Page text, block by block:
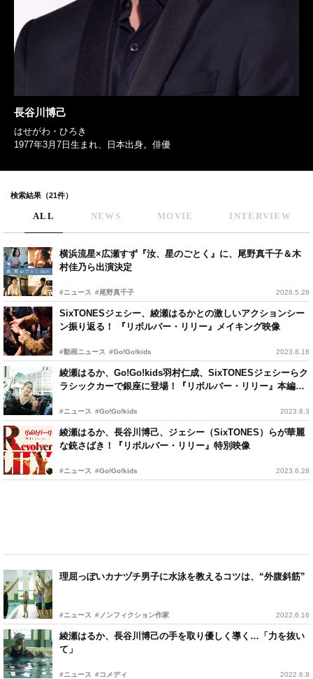
長谷川博己
はせがわ・ひろき
1977年3月7日生まれ、日本出身。俳優
検索結果（21件）
ALL NEWS MOVIE INTERVIEW
横浜流星×広瀬すず『汝、星のごとく』に、尾野真千子＆木
村佳乃ら出演決定
#ニュース #尾野真千子 2026.5.28
SixTONESジェシー、綾瀬はるかとの激しいアクションシー
ン振り返る！ 『リボルバー・リリー』メイキング映像
#動画ニュース #Go!Go!kids 2023.8.18
綾瀬はるか、Go!Go!kids羽村仁成、SixTONESジェシーらク
ラシックカーで銀座に登場！『リボルバー・リリー』本編完
#ニュース #Go!Go!kids 2023.8.3
綾瀬はるか、長谷川博己、ジェシー（SixTONES）らが華麗
な銃さばき！『リボルバー・リリー』特別映像
#ニュース #Go!Go!kids 2023.6.28
理屈っぽいカナヅチ男子に水泳を教えるコツは、“外腹斜筋”
#ニュース #ノンフィクション作家 2022.6.16
綾瀬はるか、長谷川博己の手を取り優しく導く…「力を抜い
て」
#ニュース #コメディ 2022.6.9